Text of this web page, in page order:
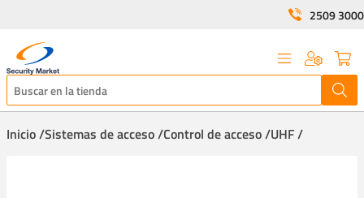
2509 3000
Inicio /Sistemas de acceso /Control de acceso /UHF /